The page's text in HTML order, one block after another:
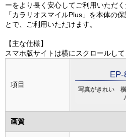
ーをより長く安心してご利用いただ
「カラリオスマイルPlus」を本体の
とで、ご利用いただけます。
【主な仕様】
スマホ版サイトは横にスクロールして
項目
EP-
写真がきれい
画質